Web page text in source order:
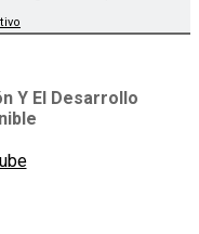
Y El Desarrollo